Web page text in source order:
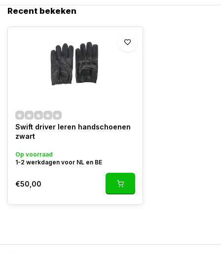
Recent bekeken
Swift driver leren handschoenen
zwart
Op voorraad
1-2 werkdagen voor NL en BE
€50,00